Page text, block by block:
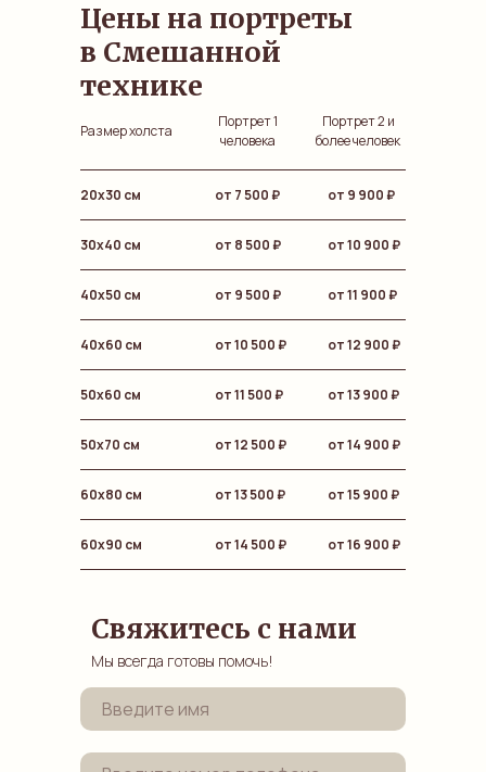
60х80 см от 13 500 ₽ от 15 900₽
60х90 см от 14 500 ₽
30х40 см от 8 500 ₽ от 10 900₽
20х30 см от 7 500₽ от 9 900 ₽
Цены на портреты
в Смешанной
технике
40х50 см от 9 500 ₽ от 11 900₽
40х60 см от 10 500 ₽ от 12 900₽
50х60 см от 11 500 ₽ от 13 900₽
50х70 см от 12 500 ₽ от 14 900₽
Размер холста
Портрет 1
человека
Портрет 2 и
более человек
от 16 900₽
Свяжитесь с нами
Мы всегда готовы помочь!